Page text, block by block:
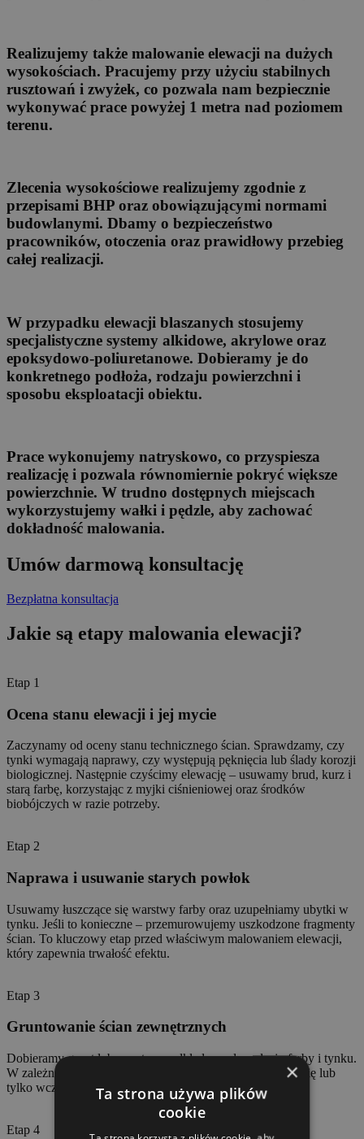
Realizujemy także malowanie elewacji na dużych
wysokościach. Pracujemy przy użyciu stabilnych
rusztowań i zwyżek, co pozwala nam bezpiecznie
wykonywać prace powyżej 1 metra nad poziomem
terenu.
Zlecenia wysokościowe realizujemy zgodnie z
przepisami BHP oraz obowiązującymi normami
budowlanymi. Dbamy o bezpieczeństwo
pracowników, otoczenia oraz prawidłowy przebieg
całej realizacji.
W przypadku elewacji blaszanych stosujemy
specjalistyczne systemy alkidowe, akrylowe oraz
epoksydowo-poliuretanowe. Dobieramy je do
konkretnego podłoża, rodzaju powierzchni i
sposobu eksploatacji obiektu.
Prace wykonujemy natryskowo, co przyspiesza
realizację i pozwala równomiernie pokryć większe
powierzchnie. W trudno dostępnych miejscach
wykorzystujemy wałki i pędzle, aby zachować
dokładność malowania.
Umów darmową konsultację
Bezpłatna konsultacja
Jakie są etapy malowania elewacji?
Etap 1
Ocena stanu elewacji i jej mycie
Zaczynamy od oceny stanu technicznego ścian. Sprawdzamy, czy
tynki wymagają naprawy, czy występują pęknięcia lub ślady korozji
biologicznej. Następnie czyścimy elewację – usuwamy brud, kurz i
starą farbę, korzystając z myjki ciśnieniowej oraz środków
biobójczych w razie potrzeby.
Etap 2
Naprawa i usuwanie starych powłok
Usuwamy łuszczące się warstwy farby oraz uzupełniamy ubytki w
tynku. Jeśli to konieczne – przemurowujemy uszkodzone fragmenty
ścian. To kluczowy etap przed właściwym malowaniem elewacji,
który zapewnia trwałość efektu.
Etap 3
Gruntowanie ścian zewnętrznych
Dobieramy grunt lub warstwę podkładową do rodzaju farby i tynku.
W zależności od zakresu prac gruntujemy całą powierzchnię lub
tylko wcześniej naprawione fragmenty.
Etap 4
×
Ta strona używa plików
cookie